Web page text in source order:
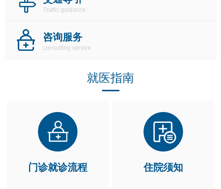
Traffic guidance
咨询服务
consulting service
就医指南
门诊就诊流程 住院须知